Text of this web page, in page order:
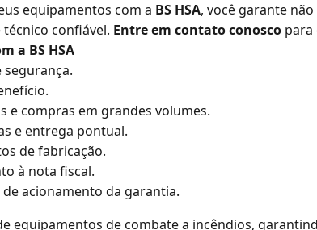
equipamentos com a BS HSA, você garante
confiável. Entre em contato conosco para
a BS HSA
e compras em grandes volumes.
e entrega pontual.
de fabricação.
à nota fiscal.
acionamento da garantia.
equipamentos de combate a incêndios,